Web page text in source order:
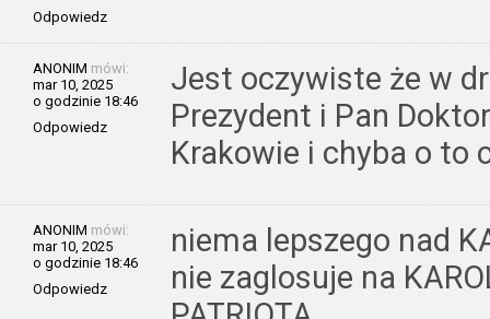
Odpowiedz
ANONIM mówi:
mar 10, 2025
o godzinie 18:46
Odpowiedz
Jest oczywiste że w
Prezydent i Pan
Krakowie i chyba o to
ANONIM mówi:
mar 10, 2025
o godzinie 18:46
Odpowiedz
niema lepszego nad
nie zaglosuje na